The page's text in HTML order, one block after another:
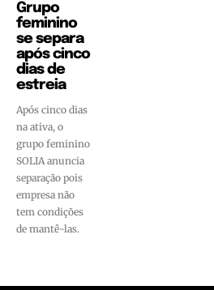
Grupo
feminino
se separa
após cinco
dias de
estreia
Após cinco dias
na ativa, o
grupo feminino
SOLIA anuncia
separação pois
empresa não
tem condições
de mantê-las.